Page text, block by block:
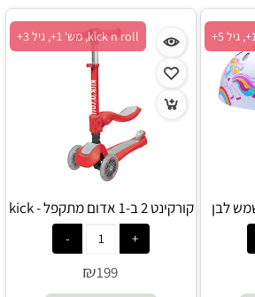
לבן
kick n roll, מש' 1+, גיל 3+
קורקינט 2 ב-1 אדום מתקפל - kick
₪199